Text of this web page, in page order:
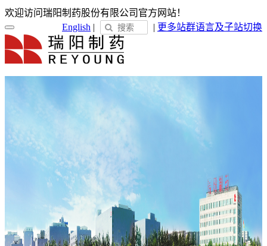
欢迎访问瑞阳制药股份有限公司官方网站！
语言及子站切换
English | | 更多站群
关于瑞阳
瑞阳简介
企业文化
新闻中心
瑞阳动态
通知公告
媒体聚焦
员工天地
企业电子报